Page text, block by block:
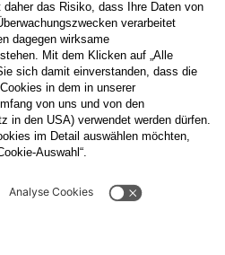
Daten, nämlich
personalisierte Zusendungen per E-
Events und das
Congress Center Baden
Center Baden
werden.
erfolgt entsprechend der
Austria Aktiengesellschaft und
abrufen und einsehen kann. Die
postalisch an "CCB" Congress
elektronischen Zusendung